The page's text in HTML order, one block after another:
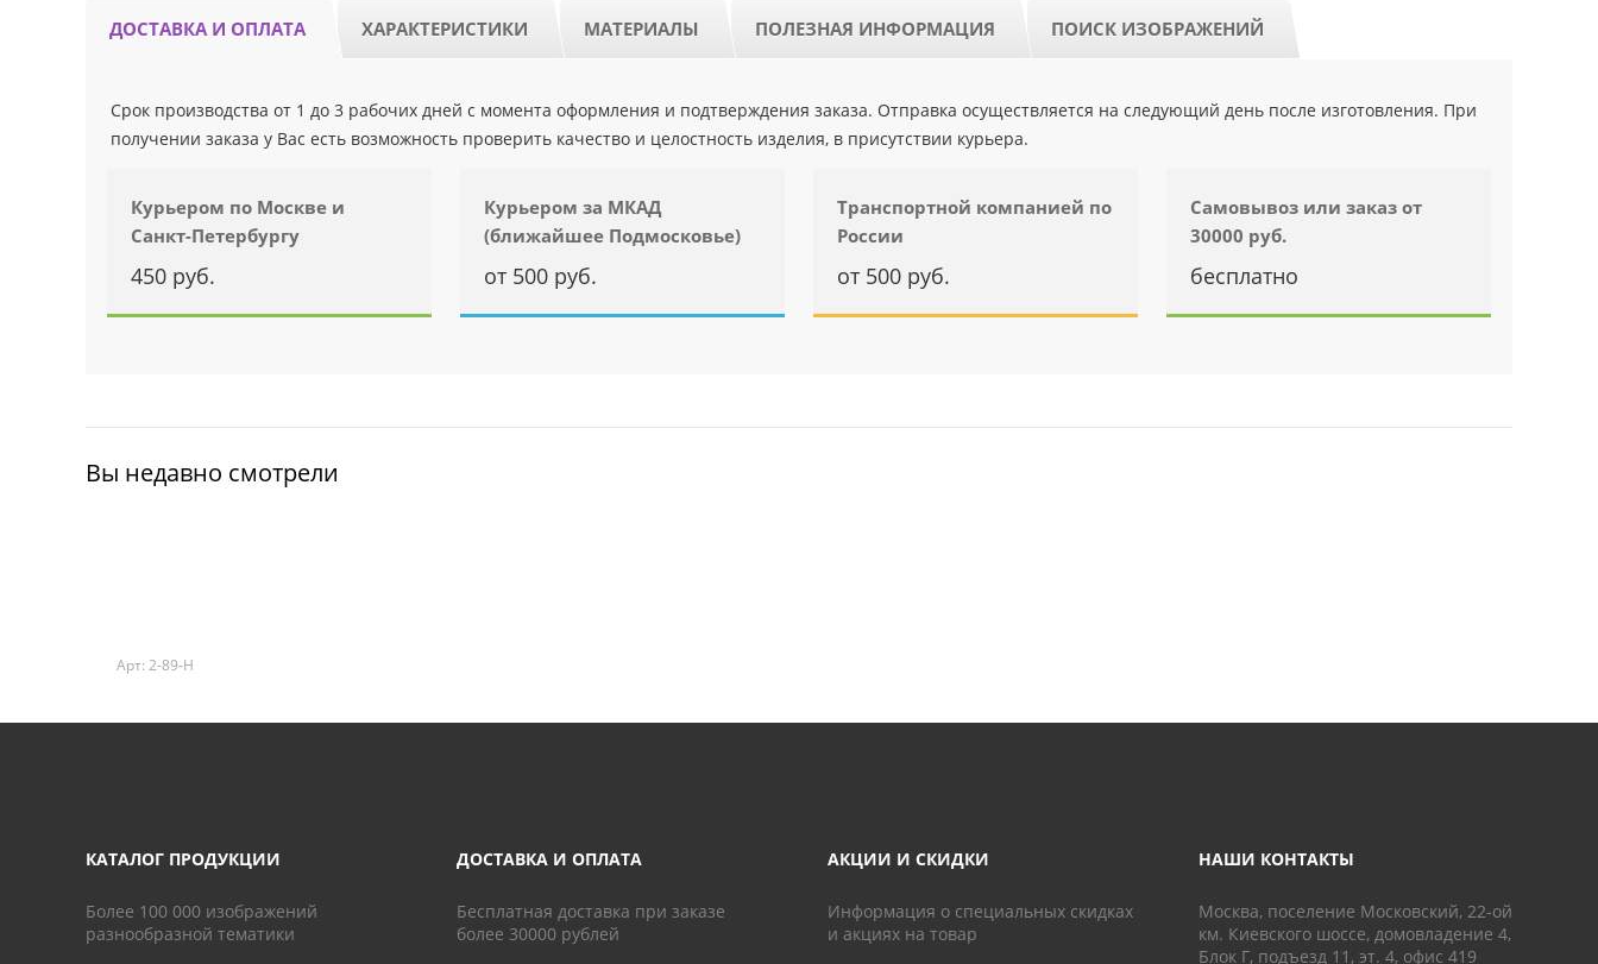
ДОСТАВКА И ОПЛАТА ХАРАКТЕРИСТИКИ МАТЕРИАЛЫ ПОЛЕЗНАЯ ИНФОРМАЦИЯ ПОИСК ИЗОБРАЖЕНИЙ
Срок производства от 1 до 3 рабочих дней с момента оформления и подтверждения заказа. Отправка осуществляется на следующий день после изготовления. При
получении заказа у Вас есть возможность проверить качество и целостность изделия, в присутствии курьера.
Курьером по Москве и
Санкт-Петербургу
450 руб.
Курьером за МКАД
(ближайшее Подмосковье)
от 500 руб.
Транспортной компанией по
России
от 500 руб.
Самовывоз или заказ от
30000 руб.
бесплатно
Вы недавно смотрели
Арт: 2-89-H
КАТАЛОГ ПРОДУКЦИИ
Более 100 000 изображений
разнообразной тематики
ДОСТАВКА И ОПЛАТА
Бесплатная доставка при заказе
более 30000 рублей
АКЦИИ И СКИДКИ
Информация о специальных скидках
и акциях на товар
НАШИ КОНТАКТЫ
Москва, поселение Московский, 22-ой
км. Киевского шоссе, домовладение 4,
Блок Г, подъезд 11, эт. 4, офис 419